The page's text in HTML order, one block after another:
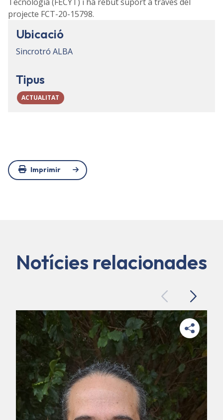
projecte FCT-20-15798.
Ubicació
Sincrotró ALBA
Tipus
ACTUALITAT
Imprimir
Notícies relacionades
PreviousNext